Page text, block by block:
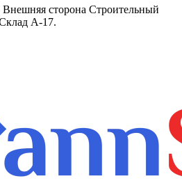
сторона Строительный
А-17.